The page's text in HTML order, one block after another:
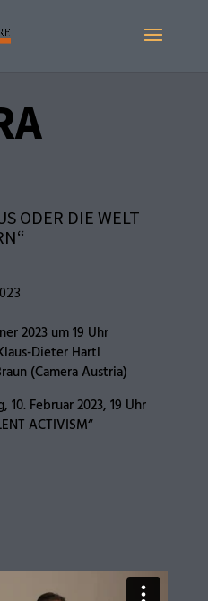
ODER DIE WELT
2023 um 19 Uhr
Dieter Hartl
(Camera Austria)
10. Februar 2023, 19 Uhr
ACTIVISM“